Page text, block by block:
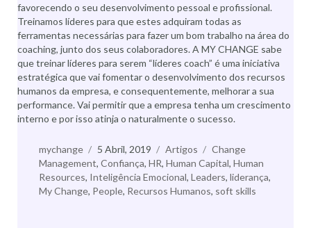
favorecendo o seu desenvolvimento pessoal e profissional.
Treinamos líderes para que estes adquiram todas as
ferramentas necessárias para fazer um bom trabalho na área do
coaching, junto dos seus colaboradores. A MY CHANGE sabe
que treinar líderes para serem “líderes coach” é uma iniciativa
estratégica que vai fomentar o desenvolvimento dos recursos
humanos da empresa, e consequentemente, melhorar a sua
performance. Vai permitir que a empresa tenha um crescimento
interno e por isso atinja o naturalmente o sucesso.
Autor
mychange
Publicado
a
5 Abril, 2019 Categorias
Artigos Etiquetas
Change
Management, Confiança, HR, Human Capital, Human
Resources, Inteligência Emocional, Leaders, liderança,
My Change, People, Recursos Humanos, soft skills